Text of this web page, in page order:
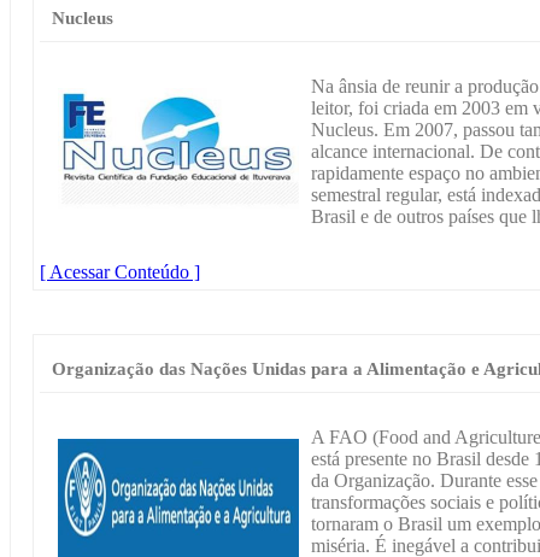
Nucleus
Na ânsia de reunir a
leitor, foi criada em 2003 em
Nucleus. Em 2007, passou
alcance internacional. De
rapidamente espaço no
semestral regular, está
Brasil e de outros países que
[ Acessar Conteúdo ]
Organização das Nações Unidas para a Alimentação e
A FAO (Food and
está presente no Brasil desde
da Organização. Durante
transformações sociais e
tornaram o Brasil um
miséria. É inegável a